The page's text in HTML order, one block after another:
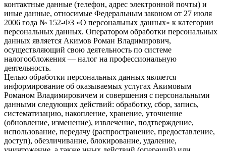
контактные данные (телефон, адрес электронной почты) и
иные данные, относимые Федеральным законом от 27 июля
2006 года № 152-ФЗ «О персональных данных» к категории
персональных данных. Оператором обработки персональных
данных является Акимов Роман Владимирович,
осуществляющий свою деятельность по системе
налогообложения — налог на профессиональную
деятельность.
Целью обработки персональных данных является
информирование об оказываемых услугах Акимовым
Романом Владимировичем и совершения с персональными
данными следующих действий: обработку, сбор, запись,
систематизацию, накопление, хранение, уточнение
(обновление, изменение), извлечение, подтверждение,
использование, передачу (распространение, предоставление,
доступ), обезличивание, блокирование, удаление,